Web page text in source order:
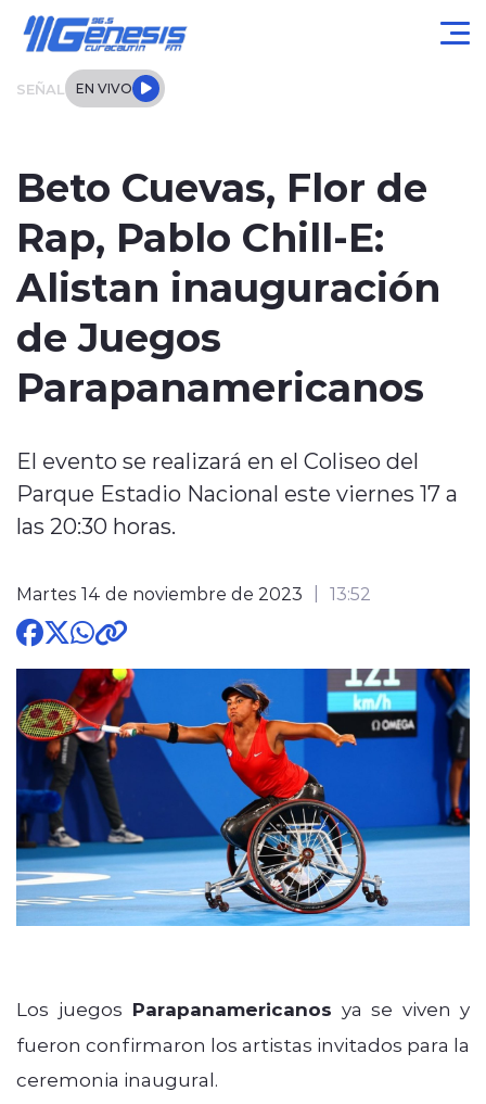
SEÑAL EN VIVO
Regional
Deportes
Beto Cuevas, Flor de
Rap, Pablo Chill-E:
Alistan inauguración
de Juegos
Parapanamericanos
El evento se realizará en el Coliseo del
Parque Estadio Nacional este viernes 17 a
las 20:30 horas.
Martes 14 de noviembre de 2023 13:52
Los juegos Parapanamericanos ya se viven y
fueron confirmaron los artistas invitados para la
ceremonia inaugural.